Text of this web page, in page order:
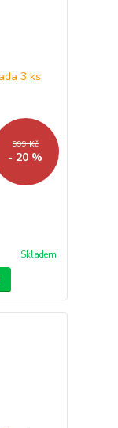
999 Kč
- 20 %
Skladem